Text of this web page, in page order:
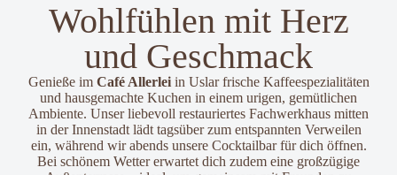
Wohlfühlen mit Herz
und Geschmack
Genieße im Café Allerleiin Uslar frische Kaffeespezialitäten
und hausgemachte Kuchen in einem urigen, gemütlichen
Ambiente. Unser liebevoll restauriertes Fachwerkhaus mitten
in der Innenstadt lädt tagsüber zum entspannten Verweilen
ein, während wir abends unsere Cocktailbar für dich öffnen.
Bei schönem Wetter erwartet dich zudem eine großzügige